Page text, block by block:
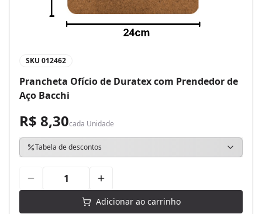
SKU 012462
Prancheta Ofício de Duratex com Prendedor de
Aço Bacchi
R$ 8,30cada Unidade
Tabela de descontos
Adicionar ao carrinho